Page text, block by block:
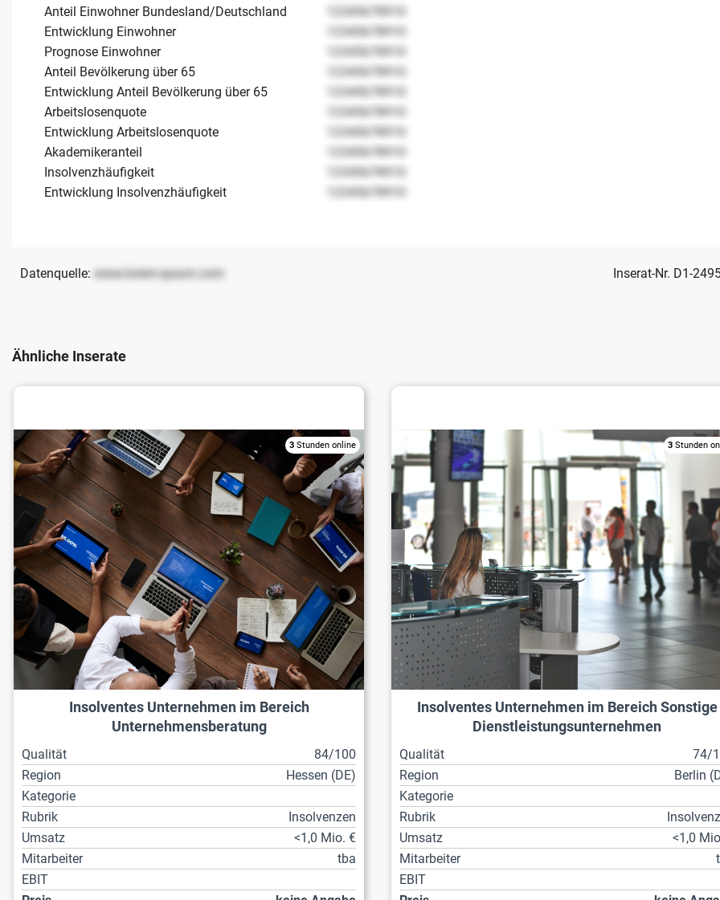
Anteil Einwohner Bundesland/Deutschland
12345678910
Entwicklung Einwohner
12345678910
Prognose Einwohner
12345678910
Anteil Bevölkerung über 65
12345678910
Entwicklung Anteil Bevölkerung über 65
12345678910
Arbeitslosenquote
12345678910
Entwicklung Arbeitslosenquote
12345678910
Akademikeranteil
12345678910
Insolvenzhäufigkeit
12345678910
Entwicklung Insolvenzhäufigkeit
12345678910
Datenquelle: www.lorem-ipsum.com Inserat-Nr. D1-
Ähnliche Inserate
3 Stunden online
Insolventes Unternehmen im Bereich
Unternehmensberatung
Qualität
84/100
Region
Hessen (DE)
Kategorie
Rubrik
Insolvenzen
Umsatz
<1,0 Mio. €
Mitarbeiter
tba
EBIT
3Stunden
Insolventes Unternehmen im Bereich Sonstige
Dienstleistungsunternehmen
Qualität
74/
Region
Berlin
Kategorie
Rubrik
Umsatz
<1,0
Mitarbeiter
EBIT